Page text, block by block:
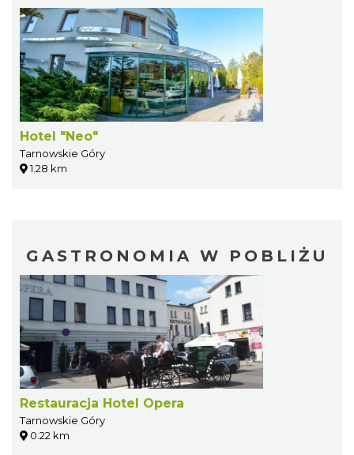
Hotel "Neo"
Tarnowskie Góry
1.28 km
GASTRONOMIA W POBLIŻU
Restauracja Hotel Opera
Tarnowskie Góry
0.22 km